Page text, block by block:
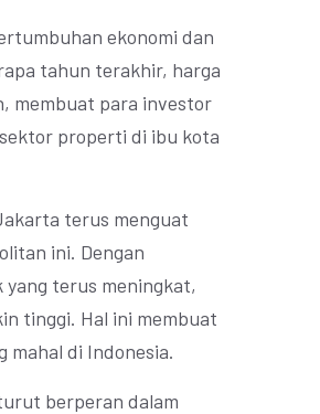
ekonomi dan
tahun terakhir, harga
membuat para investor
properti di ibu kota
terus menguat
ini. Dengan
terus meningkat,
tinggi. Hal ini membuat
mahal di Indonesia.
berperan dalam